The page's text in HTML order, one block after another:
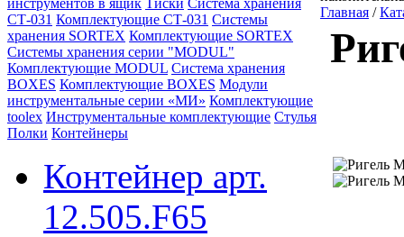
инструментов в ящик Тиски Система хранения
СТ-031 Комплектующие СТ-031 Системы
хранения SORTEX Комплектующие SORTEX
Системы хранения серии "MODUL"
Комплектующие MODUL Система хранения
BOXES Комплектующие BOXES Модули
инструментальные серии «МИ» Комплектующие
toolex Инструментальные комплектующие Стулья
Полки Контейнеры
Контейнер арт.
12.505.F65
Главная /